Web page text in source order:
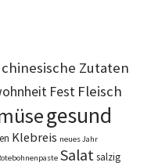
chinesische Zutaten
Fest Fleisch
gesund
Klebreis neues Jahr
Salat salzig